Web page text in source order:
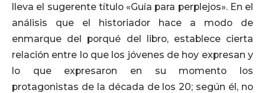
lleva el sugerente título «Guía para perplejos». En el
análisis que el historiador hace a modo de
enmarque del porqué del libro, establece cierta
relación entre lo que los jóvenes de hoy expresan y
lo que expresaron en su momento los
protagonistas de la década de los 20; según él, no